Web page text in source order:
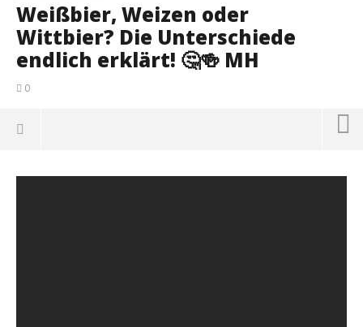
Weißbier, Weizen oder
Wittbier? Die Unterschiede
endlich erklärt! 🤔🍻 MH
0